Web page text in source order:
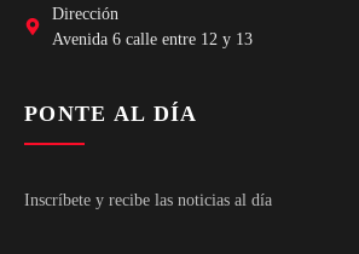
Dirección
Avenida 6 calle entre 12 y 13
PONTE AL DÍA
Inscríbete y recibe las noticias al día